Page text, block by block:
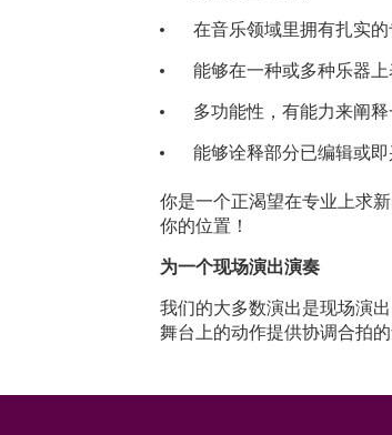
在音乐领域里拥有扎实
能够在一种或多种乐器
多功能性，有能力来阐
能够诠释部分已编辑或
你是一个正渴望在专业上求
你的位置！
为一个现场演出演奏
我们的大多数演出是现场演
舞台上的动作提供协调合拍的